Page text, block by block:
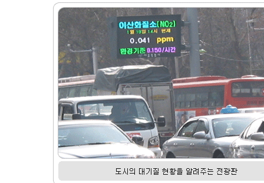
L
복
사
하
기
게
변
경
하
기
게
변
경
하
기